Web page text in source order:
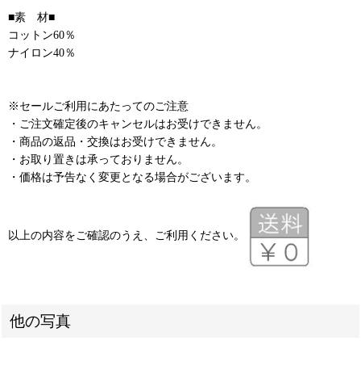
■素 材■
コットン60％
ナイロン40％
※セールご利用にあたってのご注意
・ご注文確定後のキャンセルはお受けできません。
・商品の返品・交換はお受けできません。
・お取り置きは承っておりません。
・価格は予告なく変更となる場合がございます。
以上の内容をご確認のうえ、ご利用ください。
他の写真